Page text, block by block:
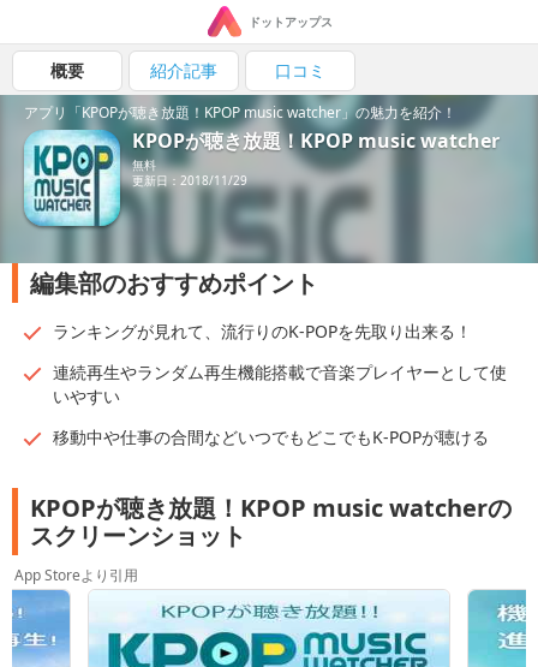
ドットアップス
概要 紹介記事 口コミ
アプリ「KPOPが聴き放題！KPOP music watcher」の魅力を紹介！
KPOPが聴き放題！KPOP music watcher
無料
更新日：2018/11/29
編集部のおすすめポイント
ランキングが見れて、流行りのK-POPを先取り出来る！
連続再生やランダム再生機能搭載で音楽プレイヤーとして使
いやすい
移動中や仕事の合間などいつでもどこでもK-POPが聴ける
KPOPが聴き放題！KPOP music watcherの
スクリーンショット
App Storeより引用